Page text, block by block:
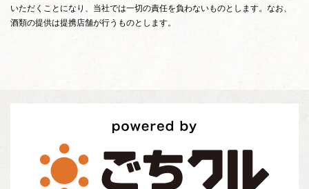
いただくことになり、当社では一切の責任を負わないものとします。なお、
酒類の提供は提携店舗が行うものとします。